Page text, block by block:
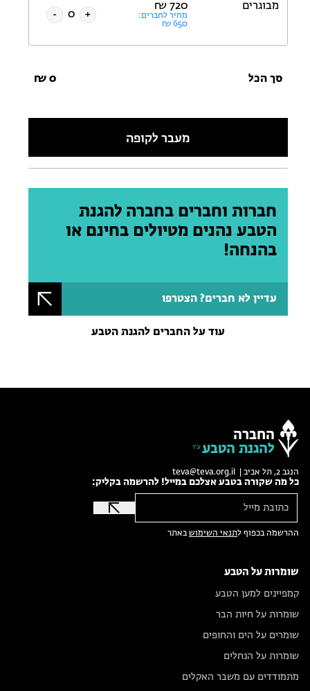
מבוגרים 720
₪
מחיר לחברים:
650
₪
+
-
סך הכל 0
₪
מעבר לקופה
חברות וחברים בחברה להגנת
הטבע נהנים מטיולים בחינם או
בהנחה!
עדיין לא חברים? הצטרפו
עוד על החברים להגנת הטבע
החברה
להגנת הטבע
הנגב 2, תל אביב | teva@teva.org.il
כל מה שקורה בטבע אצלכם במייל! להרשמה בקליק:
ההרשמה בכפוף לתנאי השימושבאתר
שומרות על הטבע
קמפיינים למען הטבע
שומרות על חיות הבר
שומרים על הים והחופים
שומרות על הנחלים
מתמודדים עם משבר האקלים